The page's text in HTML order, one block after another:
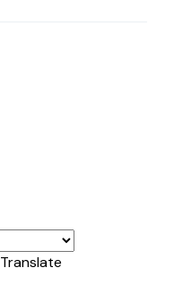
Translate